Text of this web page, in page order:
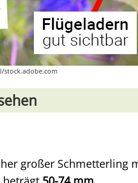
stock.adobe.com
großer Schmetterling